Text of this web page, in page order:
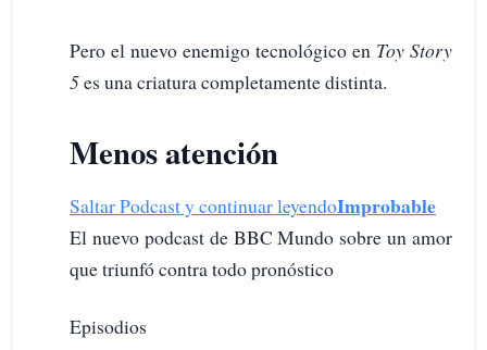
Pero el nuevo enemigo tecnológico en Toy Story
5es una criatura completamente distinta.
Menos atención
Saltar Podcast y continuar leyendoImprobable
El nuevo podcast de BBC Mundo sobre un amor
que triunfó contra todo pronóstico
Episodios